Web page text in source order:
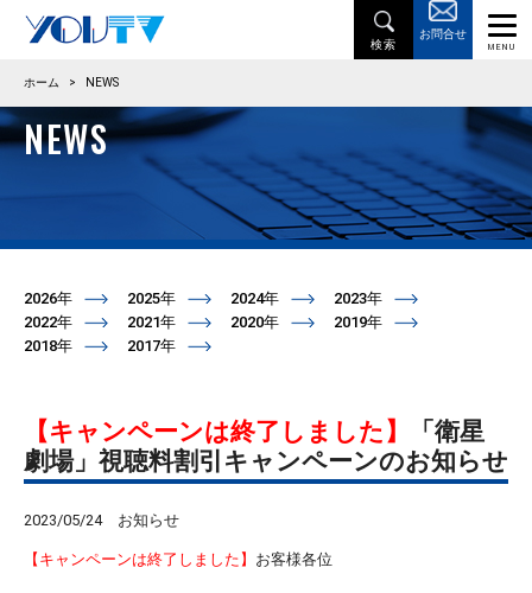
お問合せ
ホーム > NEWS
NEWS
2026年 2025年 2024年
2023年
2022年
2021年 2020年
2019年
2018年
2017年
【キャンペーンは終了しました】
「衛星
劇場」視聴料割引キャンペーンのお知らせ
2023/05/24 お知らせ
【キャンペーンは終了しました】 お客様各位